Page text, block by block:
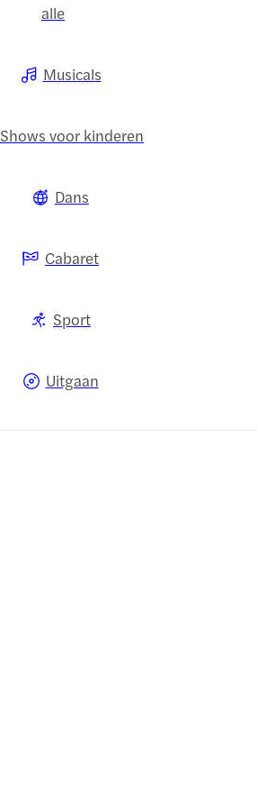
alle
Musicals
Shows voor kinderen
Dans
Cabaret
Sport
Uitgaan